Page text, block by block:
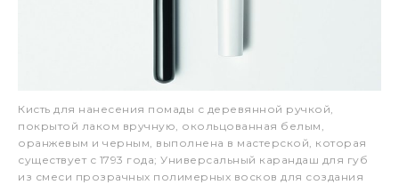
Кисть для нанесения помады с деревянной ручкой,
покрытой лаком вручную, окольцованная белым,
оранжевым и черным, выполнена в мастерской, которая
существует с 1793 года; Универсальный карандаш для губ
из смеси прозрачных полимерных восков для создания